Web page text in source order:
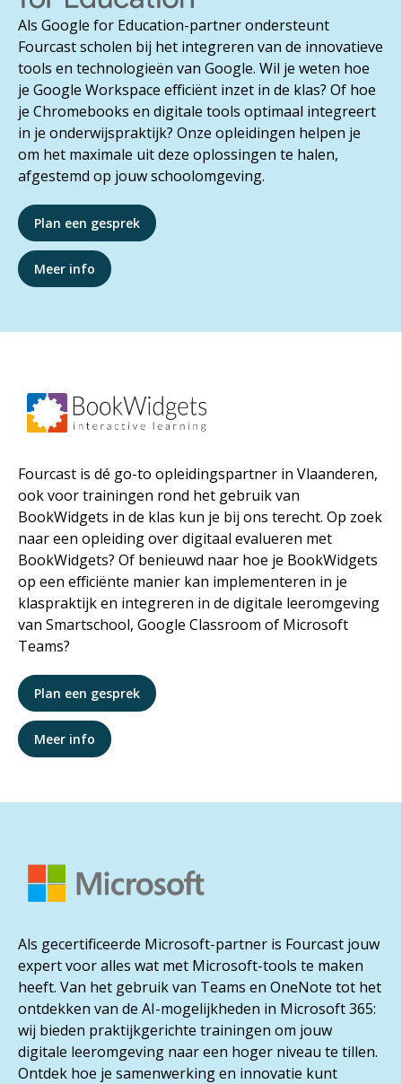
Als Google for Education-partner ondersteunt
Fourcast scholen bij het integreren van de innovatieve
tools en technologieën van Google. Wil je weten hoe
je Google Workspace efficiënt inzet in de klas? Of hoe
je Chromebooks en digitale tools optimaal integreert
in je onderwijspraktijk? Onze opleidingen helpen je
om het maximale uit deze oplossingen te halen,
afgestemd op jouw schoolomgeving.
Plan een gesprek
Meer info
Fourcast is dé go-to opleidingspartner in Vlaanderen,
ook voor trainingen rond het gebruik van
BookWidgets in de klas kun je bij ons terecht. Op zoek
naar een opleiding over digitaal evalueren met
BookWidgets? Of benieuwd naar hoe je BookWidgets
op een efficiënte manier kan implementeren in je
klaspraktijk en integreren in de digitale leeromgeving
van Smartschool, Google Classroom of Microsoft
Teams?
Plan een gesprek
Meer info
Als gecertificeerde Microsoft-partner is Fourcast jouw
expert voor alles wat met Microsoft-tools te maken
heeft. Van het gebruik van Teams en OneNote tot het
ontdekken van de AI-mogelijkheden in Microsoft 365:
wij bieden praktijkgerichte trainingen om jouw
digitale leeromgeving naar een hoger niveau te tillen.
Ontdek hoe je samenwerking en innovatie kunt